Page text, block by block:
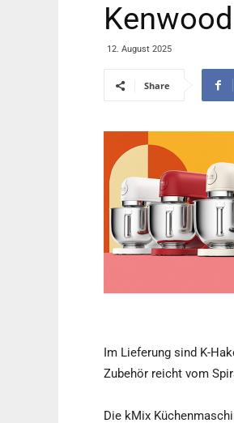
12. August 2025
Share
Im Lieferung sind K-
Zubehör reicht vom
Die kMix